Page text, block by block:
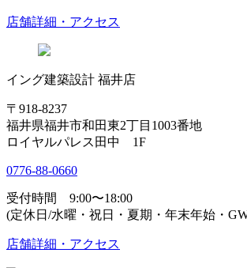
店舗詳細・アクセス
イング建築設計 福井店
〒918-8237
福井県福井市和田東2丁目1003番地
ロイヤルパレス田中 1F
0776-88-0660
受付時間 9:00〜18:00
(定休日/水曜・祝日・夏期・年末年始・
店舗詳細・アクセス